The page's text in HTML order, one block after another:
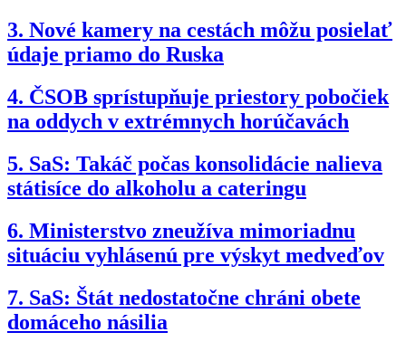
3. Nové kamery na cestách môžu posielať
údaje priamo do Ruska
4. ČSOB sprístupňuje priestory pobočiek
na oddych v extrémnych horúčavách
5. SaS: Takáč počas konsolidácie nalieva
státisíce do alkoholu a cateringu
6. Ministerstvo zneužíva mimoriadnu
situáciu vyhlásenú pre výskyt medveďov
7. SaS: Štát nedostatočne chráni obete
domáceho násilia